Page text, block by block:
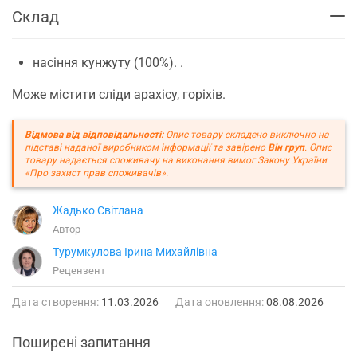
Склад
насіння кунжуту (100%). .
Може містити сліди арахісу, горіхів.
Відмова від відповідальності:Опис товару складено виключно на
підставі наданої виробником інформації та завірено Він груп. Опис
товару надається споживачу на виконання вимог Закону України
«Про захист прав споживачів».
Жадько Світлана
Автор
Турумкулова Ірина Михайлівна
Рецензент
Дата створення: 11.03.2026 Дата оновлення:08.08.2026
Поширені запитання